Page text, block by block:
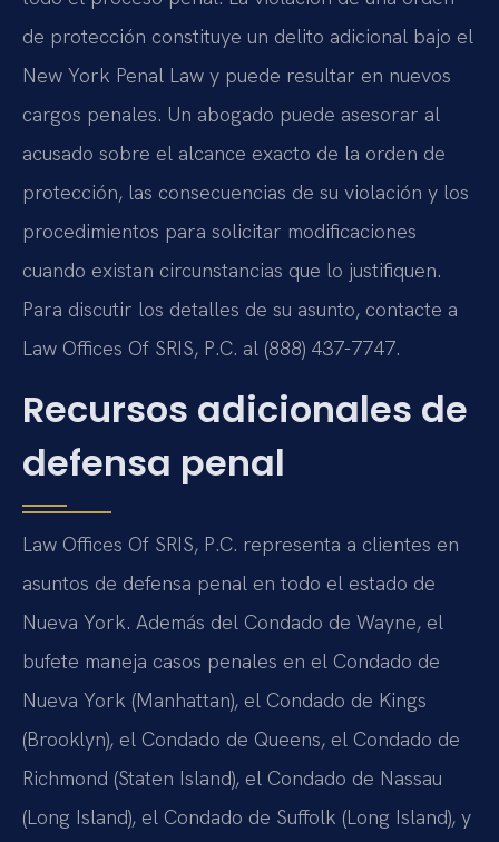
de protección constituye un delito adicional bajo el
New York Penal Law y puede resultar en nuevos
cargos penales. Un abogado puede asesorar al
acusado sobre el alcance exacto de la orden de
protección, las consecuencias de su violación y los
procedimientos para solicitar modificaciones
cuando existan circunstancias que lo justifiquen.
Para discutir los detalles de su asunto, contacte a
Law Offices Of SRIS, P.C. al (888) 437-7747.
Recursos adicionales de
defensa penal
Law Offices Of SRIS, P.C. representa a clientes en
asuntos de defensa penal en todo el estado de
Nueva York. Además del Condado de Wayne, el
bufete maneja casos penales en el Condado de
Nueva York (Manhattan), el Condado de Kings
(Brooklyn), el Condado de Queens, el Condado de
Richmond (Staten Island), el Condado de Nassau
(Long Island), el Condado de Suffolk (Long Island), y